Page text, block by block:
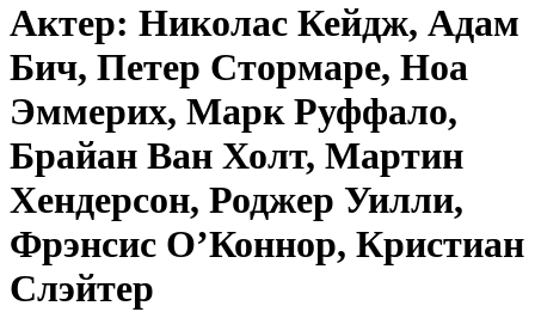
Актер: Николас Кейдж, Адам
Бич, Петер Стормаре, Ноа
Эммерих, Марк Руффало,
Брайан Ван Холт, Мартин
Хендерсон, Роджер Уилли,
Фрэнсис О’Коннор, Кристиан
Слэйтер